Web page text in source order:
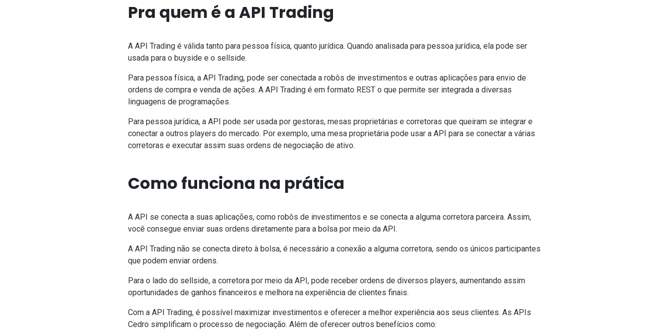
Pra quem é a API Trading
A API Trading é válida tanto para pessoa física, quanto jurídica. Quando analisada para pessoa jurídica, ela pode ser
usada para o buyside e o sellside.
Para pessoa física, a API Trading, pode ser conectada a robôs de investimentos e outras aplicações para envio de
ordens de compra e venda de ações. A API Trading é em formato REST o que permite ser integrada a diversas
linguagens de programações.
Para pessoa jurídica, a API pode ser usada por gestoras, mesas proprietárias e corretoras que queiram se integrar e
conectar a outros players do mercado. Por exemplo, uma mesa proprietária pode usar a API para se conectar a várias
corretoras e executar assim suas ordens de negociação de ativo.
Como funciona na prática
A API se conecta a suas aplicações, como robôs de investimentos e se conecta a alguma corretora parceira. Assim,
você consegue enviar suas ordens diretamente para a bolsa por meio da API.
A API Trading não se conecta direto à bolsa, é necessário a conexão a alguma corretora, sendo os únicos participantes
que podem enviar ordens.
Para o lado do sellside, a corretora por meio da API, pode receber ordens de diversos players, aumentando assim
oportunidades de ganhos financeiros e melhora na experiência de clientes finais.
Com a API Trading, é possível maximizar investimentos e oferecer a melhor experiência aos seus clientes. As APIs
Cedro simplificam o processo de negociação. Além de oferecer outros benefícios como: